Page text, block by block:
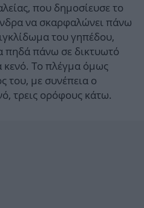
που δημοσίευσε το
να σκαρφαλώνει πάνω
του γηπέδου,
πηδά πάνω σε δικτυωτό
κενό. Το πλέγμα όμως
του, με συνέπεια ο
τρεις ορόφους κάτω.